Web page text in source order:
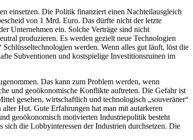
einsetzen. Die Politik finanziert einen Nachteilausgleich
von 1 Mrd. Euro. Das dürfte nicht der letzte
Unternehmen ein. Solche Verträge sind nicht
produzieren. Es werden gezielt neue Technologien
werden. Wenn alles gut läuft, löst die
Subventionen und kostspielige Investitionsruinen im
Das kann zum Problem werden, wenn
und geoökonomische Konflikte auftreten. Die Gefahr ist
gesehen, wirtschaftlich und technologisch „souveräner“
Hut. Gute Erfahrungen hat man mit autarkeren
geoökonomisch motivierten Industriepolitik besteht
die Lobbyinteressen der Industrien durchsetzen. Die